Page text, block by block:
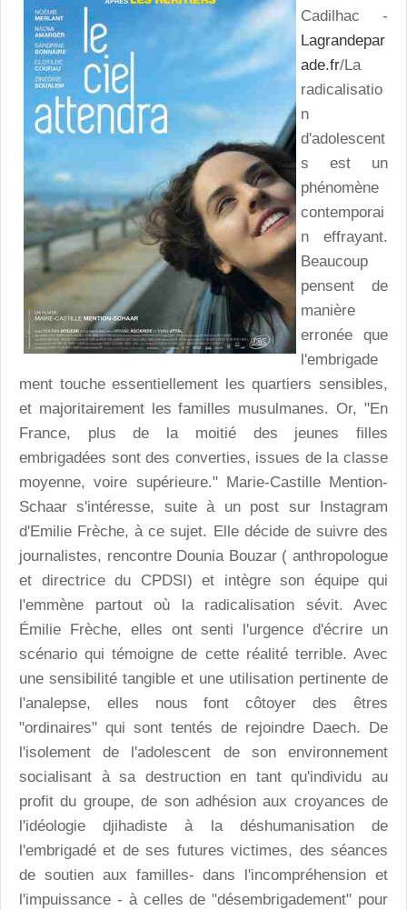
Cadilhac -
Lagrandepar
ade.fr/La
radicalisatio
n
d'adolescent
s est un
phénomène
contemporai
n effrayant.
Beaucoup
pensent de
manière
erronée que
l'embrigade
ment touche essentiellement les quartiers sensibles,
et majoritairement les familles musulmanes. Or, "En
France, plus de la moitié des jeunes filles
embrigadées sont des converties, issues de la classe
moyenne, voire supérieure." Marie-Castille Mention-
Schaar s'intéresse, suite à un post sur Instagram
d'Emilie Frèche, à ce sujet. Elle décide de suivre des
journalistes, rencontre Dounia Bouzar ( anthropologue
et directrice du CPDSI) et intègre son équipe qui
l'emmène partout où la radicalisation sévit. Avec
Émilie Frèche, elles ont senti l'urgence d'écrire un
scénario qui témoigne de cette réalité terrible. Avec
une sensibilité tangible et une utilisation pertinente de
l'analepse, elles nous font côtoyer des êtres
"ordinaires" qui sont tentés de rejoindre Daech. De
l'isolement de l'adolescent de son environnement
socialisant à sa destruction en tant qu'individu au
profit du groupe, de son adhésion aux croyances de
l'idéologie djihadiste à la déshumanisation de
l'embrigadé et de ses futures victimes, des séances
de soutien aux familles- dans l'incompréhension et
l'impuissance - à celles de "désembrigadement" pour